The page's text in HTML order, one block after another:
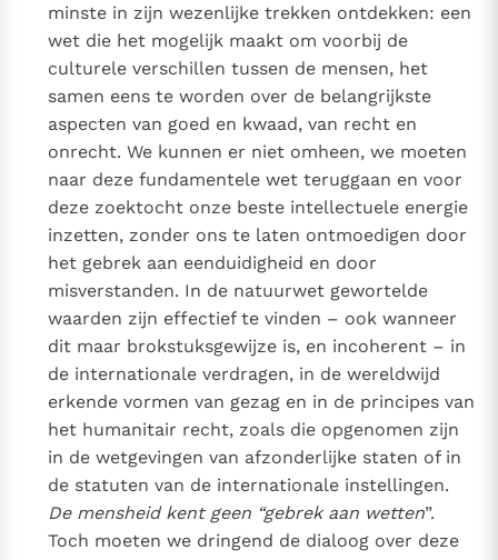
minste in zijn wezenlijke trekken ontdekken: een
wet die het mogelijk maakt om voorbij de
culturele verschillen tussen de mensen, het
samen eens te worden over de belangrijkste
aspecten van goed en kwaad, van recht en
onrecht. We kunnen er niet omheen, we moeten
naar deze fundamentele wet teruggaan en voor
deze zoektocht onze beste intellectuele energie
inzetten, zonder ons te laten ontmoedigen door
het gebrek aan eenduidigheid en door
misverstanden. In de natuurwet gewortelde
waarden zijn effectief te vinden – ook wanneer
dit maar brokstuksgewijze is, en incoherent – in
de internationale verdragen, in de wereldwijd
erkende vormen van gezag en in de principes van
het humanitair recht, zoals die opgenomen zijn
in de wetgevingen van afzonderlijke staten of in
de statuten van de internationale instellingen.
De mensheid kent geen “gebrek aan wetten”.
Toch moeten we dringend de dialoog over deze